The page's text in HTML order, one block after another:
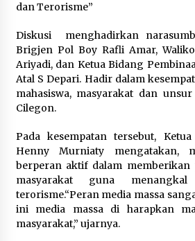
9 Kopi Botol
untuk Menemani
8 Agustus 2026
Kemenpar Turut
Pengembangan
sebagai
Berkelas Dunia
8 Agustus 2026
dan Terorisme”
Diskusi menghadirkan
Brigjen Pol Boy Rafli Amar,
Ariyadi, dan Ketua Bidang
Atal S Depari. Hadir dalam
mahasiswa, masyarakat dan
Cilegon.
Pada kesempatan tersebut,
Henny Murniaty mengatakan,
berperan aktif dalam memberikan
masyarakat guna
terorisme.“Peran media massa
ini media massa di harapkan
masyarakat,” ujarnya.